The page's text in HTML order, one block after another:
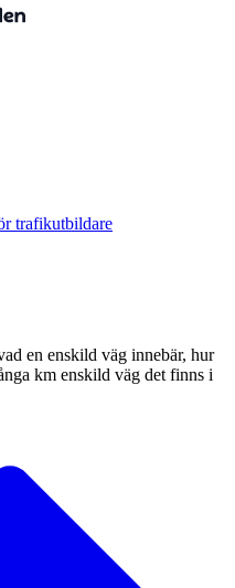
trafikutbildare
en enskild väg innebär, hur
km enskild väg det finns i